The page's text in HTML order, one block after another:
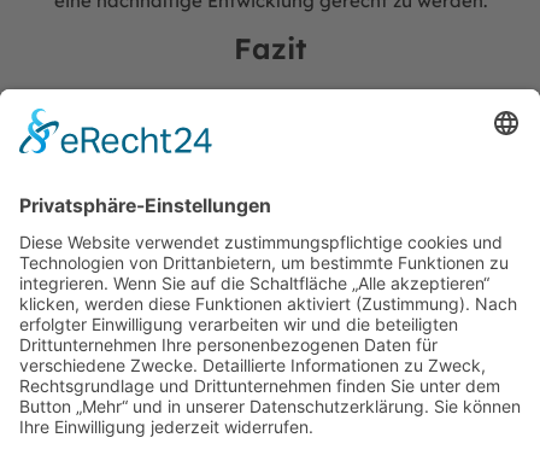
Fazit
Die Leckageortung ist ein unverzichtbarer erster Schritt
bei der Bewältigung von Wasserschäden. Die Nutzung
moderner, energieeffizienter Technologien in der
Nachhaltigkeit. Diese Geräte helfen nicht nur,
Wasserschäden effizient und präzise zu identifizieren,
sondern tun dies auf eine Weise, die sowohl ökonomisch
als auch ökologisch sinnvoll ist. Dies zeigt, dass
Technologie und Umweltschutz Hand in Hand gehen
können, um die Herausforderungen der
Wasserschadensbeseitigung zu meistern.
VORIGER
Komplette Wiederherstellung nach Wasserschaden: Von der Diagnose bis zur Umsetzung
NÄCHSTER